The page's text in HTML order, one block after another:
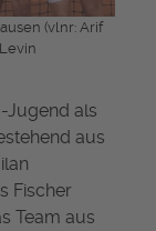
(vlnr: Arif
Jugend als
aus
Fischer
Team aus